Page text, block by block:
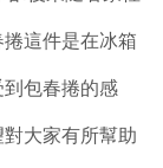
這件是在冰箱
包春捲的感
大家有所幫助